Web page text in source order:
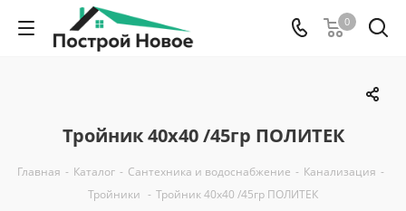
0
Тройник 40х40 /45гр ПОЛИТЕК
Главная - Каталог - Сантехника и водоснабжение - Канализация -
Тройники - Тройник 40х40 /45гр ПОЛИТЕК